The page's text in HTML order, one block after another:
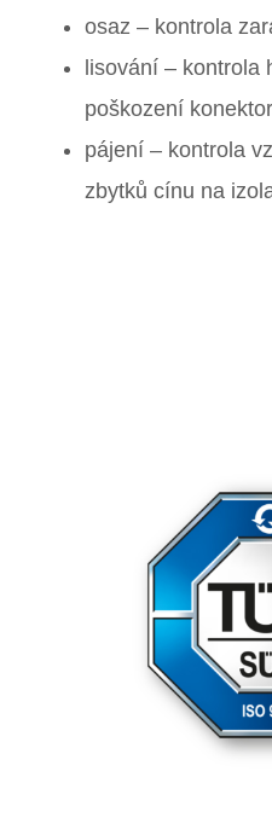
osaz – kontrola
lisování – kontrola
poškození
pájení – kontrola
zbytků cínu na